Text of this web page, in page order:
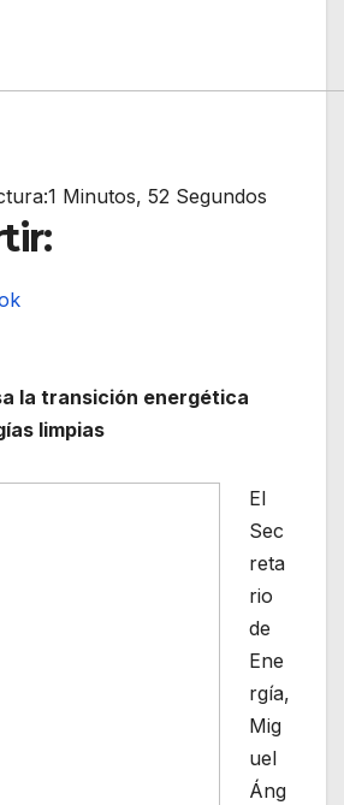
1 Minutos, 52 Segundos
la transición energética
limpias
El
Sec
reta
rio
de
Ene
rgía,
Mig
uel
Áng